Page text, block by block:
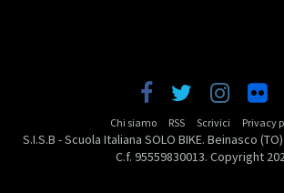
Chi siamo RSS Scrivici Privacy
S.I.S.B - Scuola Italiana SOLO BIKE. Beinasco
C.f. 95559830013. Copyright